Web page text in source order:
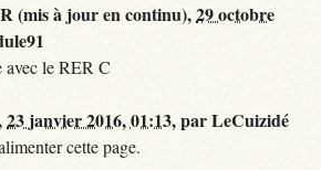
(mis à jour en continu),29 octobre
avec le RER C
23 janvier 2016, 01:13,parLeCuizidé
cette page.